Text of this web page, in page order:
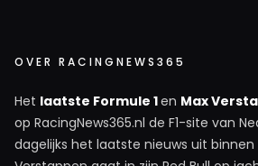
OVER RACINGNEWS365
Het laatste Formule 1en Max
op RacingNews365.nl de F1-site van
dagelijks het laatste nieuws uit